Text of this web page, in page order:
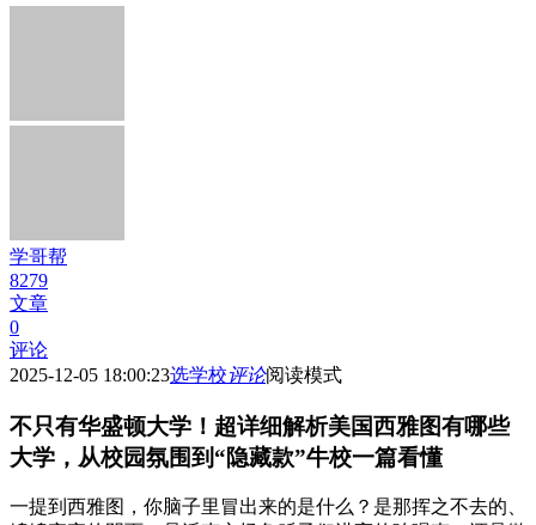
学哥帮
8279
文章
0
评论
2025-12-05 18:00:23选学校评论阅读模式
不只有华盛顿大学！超详细解析美国西雅图有哪些
大学，从校园氛围到“隐藏款”牛校一篇看懂
一提到西雅图，你脑子里冒出来的是什么？是那挥之不去的、